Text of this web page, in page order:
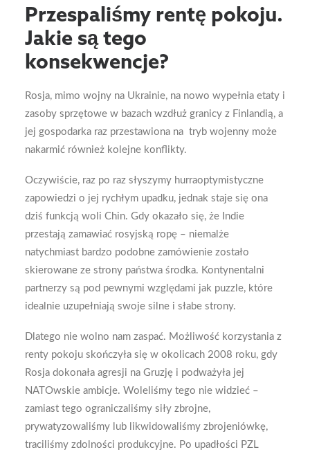
Przespaliśmy rentę pokoju.
Jakie są tego
konsekwencje?
Rosja, mimo wojny na Ukrainie, na nowo wypełnia etaty i
zasoby sprzętowe w bazach wzdłuż granicy z Finlandią, a
jej gospodarka raz przestawiona na tryb wojenny może
nakarmić również kolejne konflikty.
Oczywiście, raz po raz słyszymy hurraoptymistyczne
zapowiedzi o jej rychłym upadku, jednak staje się ona
dziś funkcją woli Chin. Gdy okazało się, że Indie
przestają zamawiać rosyjską ropę – niemalże
natychmiast bardzo podobne zamówienie zostało
skierowane ze strony państwa środka. Kontynentalni
partnerzy są pod pewnymi względami jak puzzle, które
idealnie uzupełniają swoje silne i słabe strony.
Dlatego nie wolno nam zaspać. Możliwość korzystania z
renty pokoju skończyła się w okolicach 2008 roku, gdy
Rosja dokonała agresji na Gruzję i podważyła jej
NATOwskie ambicje. Woleliśmy tego nie widzieć –
zamiast tego ograniczaliśmy siły zbrojne,
prywatyzowaliśmy lub likwidowaliśmy zbrojeniówkę,
traciliśmy zdolności produkcyjne. Po upadłości PZL